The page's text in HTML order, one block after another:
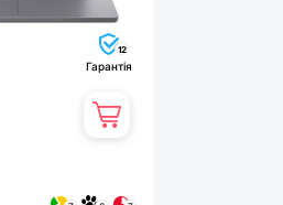
12
Гарантія